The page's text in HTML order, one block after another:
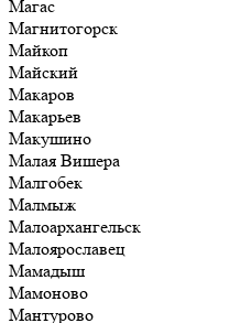
Магас
Магнитогорск
Майкоп
Майский
Макаров
Макарьев
Макушино
Малая Вишера
Малгобек
Малмыж
Малоархангельск
Малоярославец
Мамадыш
Мамоново
Мантурово